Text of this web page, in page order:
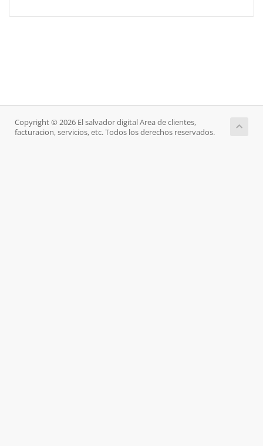
Copyright © 2026 El salvador digital Area de clientes,
facturacion, servicios, etc. Todos los derechos reservados.